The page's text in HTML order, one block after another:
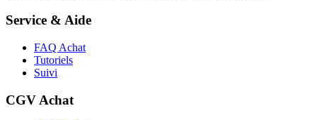
Service & Aide
FAQ Achat
Tutoriels
Suivi
CGV Achat